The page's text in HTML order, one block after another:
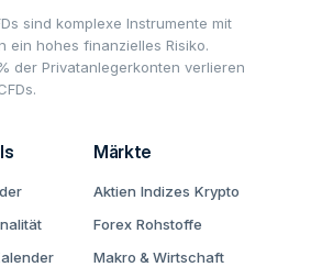
sind komplexe Instrumente mit
ein hohes finanzielles Risiko.
der Privatanlegerkonten verlieren
Märkte
Aktien Indizes Krypto
Forex Rohstoffe
Makro & Wirtschaft